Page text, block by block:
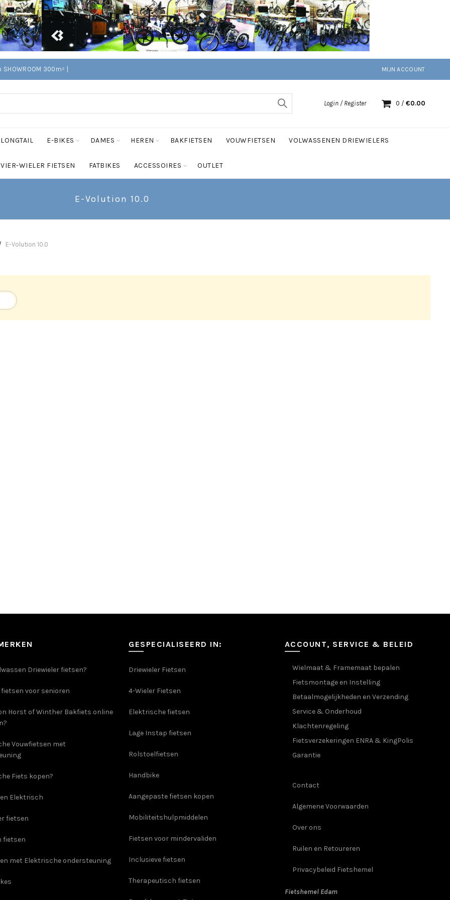
300m² | MIJN ACCOUNT
Login / Register 0 / €0.00
E-BIKES DAMES HEREN BAKFIETSEN VOUWFIETSEN VOLWASSENEN DRIEWIELERS
VIER-WIELER FIETSEN FATBIKES ACCESSOIRES OUTLET
E-Volution 10.0
E-Volution 10.0
Driewieler fietsen?
voor senioren
Horst of Winther Bakfiets online
Vouwfietsen met
Fiets kopen?
Elektrisch
fietsen
fietsen
met Elektrische ondersteuning
GESPECIALISEERD IN:
Driewieler Fietsen
4-Wieler Fietsen
Elektrische fietsen
Lage Instap fietsen
Rolstoelfietsen
Handbike
Aangepaste fietsen kopen
Mobiliteitshulpmiddelen
Fietsen voor mindervaliden
Inclusieve fietsen
Therapeutisch fietsen
ACCOUNT, SERVICE & BELEID
Wielmaat & Framemaat bepalen
Fietsmontage en Instelling
Betaalmogelijkheden en Verzending
Service & Onderhoud
Klachtenregeling
Fietsverzekeringen ENRA & KingPolis
Garantie
Contact
Algemene Voorwaarden
Over ons
Ruilen en Retoureren
Privacybeleid Fietshemel
Fietshemel Edam